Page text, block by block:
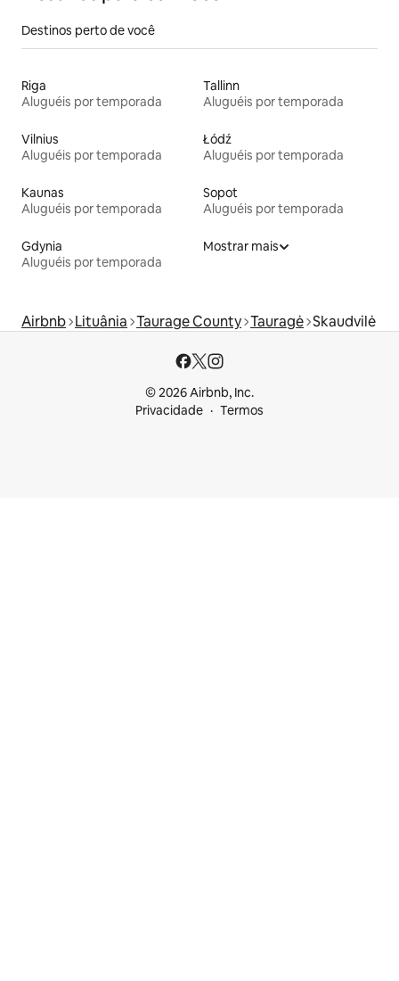
Destinos perto de você
Riga
Aluguéis por temporada
Tallinn
Aluguéis por temporada
Vilnius
Aluguéis por temporada
Łódź
Aluguéis por temporada
Kaunas
Aluguéis por temporada
Sopot
Aluguéis por temporada
Gdynia
Aluguéis por temporada
Mostrar mais
Airbnb Lituânia Taurage County Tauragė Skaudvilė
© 2026 Airbnb, Inc.
Privacidade
Termos